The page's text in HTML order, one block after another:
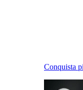
Conquista